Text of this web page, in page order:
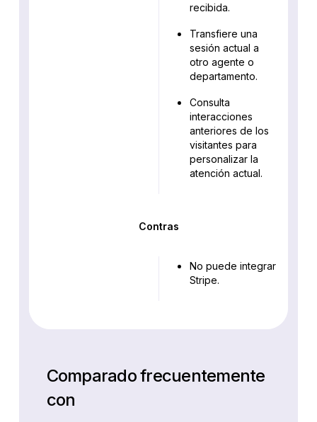
recibida.
Transfiere una
sesión actual a
otro agente o
departamento.
Consulta
interacciones
anteriores de los
visitantes para
personalizar la
atención actual.
Contras
No puede integrar
Stripe.
Comparado frecuentemente
con